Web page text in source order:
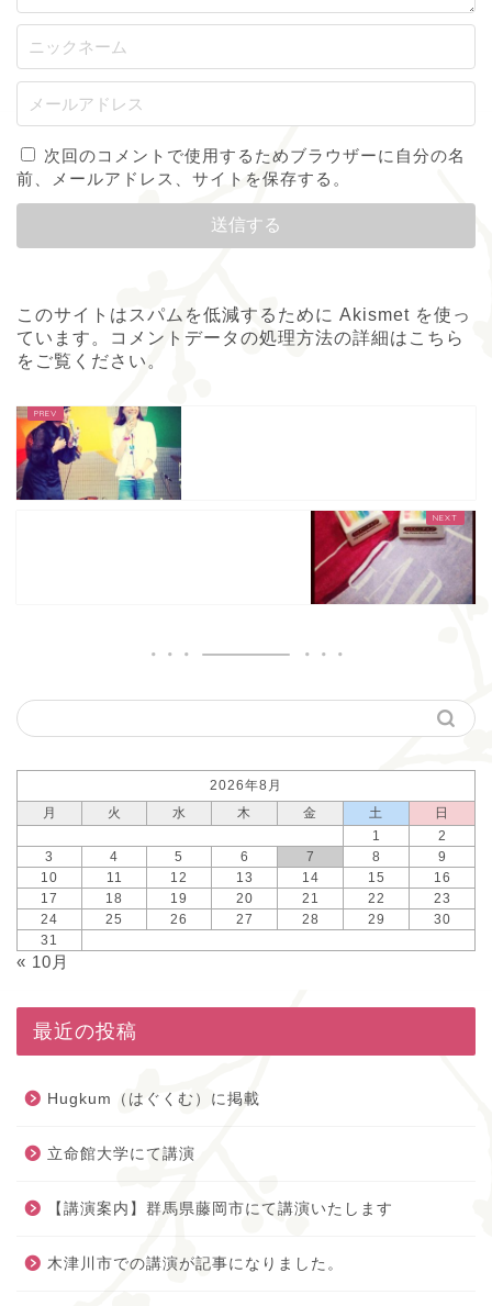
次回のコメントで使用するためブラウザーに自分の名
前、メールアドレス、サイトを保存する。
このサイトはスパムを低減するために Akismet を使っ
ています。
コメントデータの処理方法の詳細はこちら
をご覧ください 。
2026年8月
月
火 水 木 金 土
日
1
2
3
4 5 6 7 8
9
10
11 12 13 14 15
16
17
18 19 20 21 22
23
24
25 26 27 28 29
30
31
« 10月
最近の投稿
Hugkum（はぐくむ）に掲載
立命館大学にて講演
【講演案内】群馬県藤岡市にて講演いたします
木津川市での講演が記事になりました。